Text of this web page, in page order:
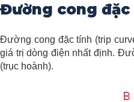
Đường cong đặc
Đường cong đặc tính (trip
giá trị dòng điện nhất định.
(trục hoành).